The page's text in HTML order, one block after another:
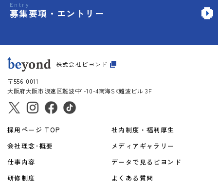
Entry
募集要項・エントリー
株式会社ビヨンド
〒556-0011
大阪府大阪市浪速区難波中1-10-4南海SK難波ビル 3F
採用ページ TOP
会社理念･概要
仕事内容
研修制度
社内制度・福利厚生
メディアギャラリー
データで見るビヨンド
よくある質問